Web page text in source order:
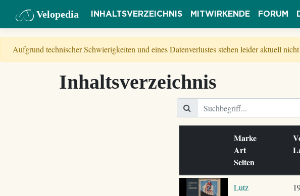
Velopedia INHALTSVERZEICHNIS MITWIRKENDE FORUM
Aufgrund technischer Schwierigkeiten und eines Datenverlustes stehen leider aktuell
Inhaltsverzeichnis
Marke
Art
Seiten
Lutz